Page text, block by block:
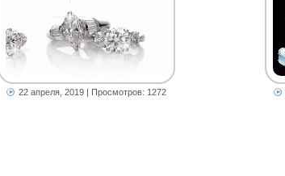
22 апреля, 2019 | Просмотров: 1272